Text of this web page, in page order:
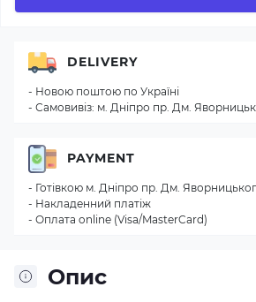
Опис
DELIVERY
- Новою поштою по Україні
- Самовивіз: м. Дніпро пр. Дм.
PAYMENT
- Готівкою м. Дніпро пр. Дм.
- Накладенний платіж
- Оплата online (Visa/MasterCard)